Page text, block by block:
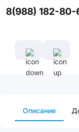
8(988) 182-80-
Описание